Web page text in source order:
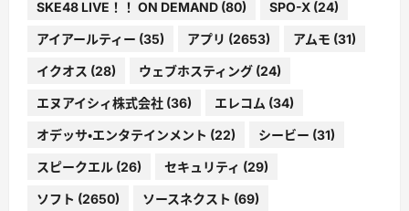
SKE48 LIVE！！ ON DEMAND (80) SPO-X (24)
アイアールティー (35) アプリ (2653) アムモ (31)
イクオス (28) ウェブホスティング (24)
エヌアイシィ株式会社 (36) エレコム (34)
オデッサ・エンタテインメント (22) シービー (31)
スピークエル (26) セキュリティ (29)
ソフト (2650) ソースネクスト (69)